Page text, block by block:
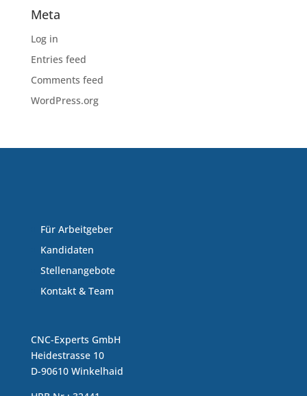
Meta
Log in
Entries feed
Comments feed
WordPress.org
Für Arbeitgeber
Kandidaten
Stellenangebote
Kontakt & Team
CNC-Experts GmbH
Heidestrasse 10
D-90610 Winkelhaid